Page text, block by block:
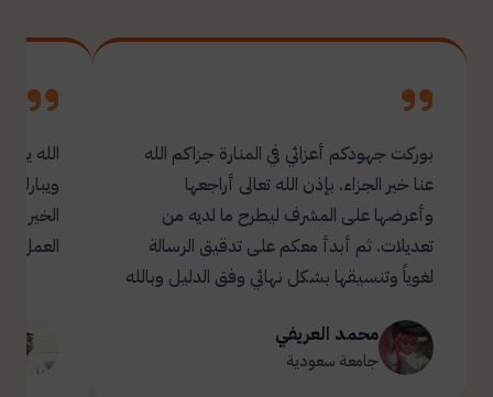
بوركت جهودكم أعزائي في المنارة جزاكم الله
عنا خير الجزاء. بإذن الله تعالى أراجعها
وأعرضها على المشرف ليطرح ما لديه من
تعديلات. ثم أبدأ معكم على تدقيق الرسالة
لغوياً وتنسيقها بشكل نهائي وفق الدليل وبالله
محمد العريفي
جامعة سعودية
الله
العمل.